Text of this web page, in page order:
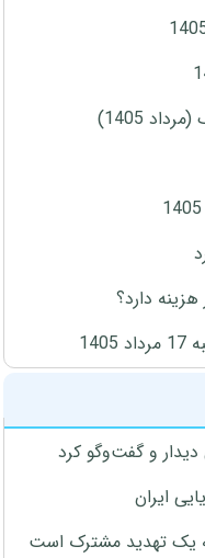
1405)
دارد؟
دیدار و گفت‌وگو کرد
ایران
یک تهدید مشترک است